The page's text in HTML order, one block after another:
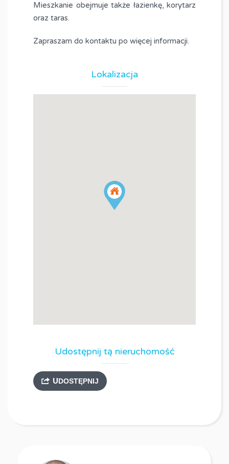
Mieszkanie obejmuje także łazienkę, korytarz
oraz taras.
Zapraszam do kontaktu po więcej informacji.
Lokalizacja
Udostępnij tą nieruchomość
UDOSTĘPNIJ